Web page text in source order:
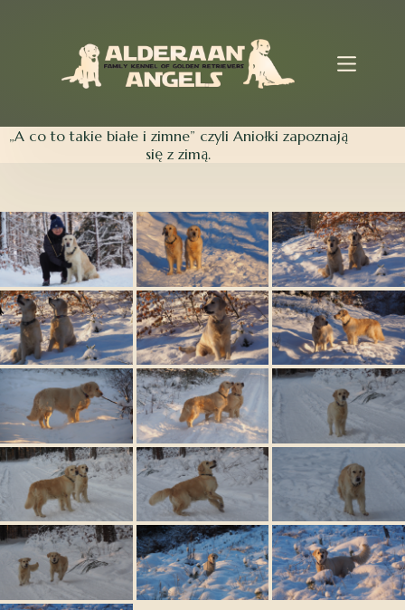
„A co to takie białe i zimne” czyli Aniołki zapoznają
się z zimą.